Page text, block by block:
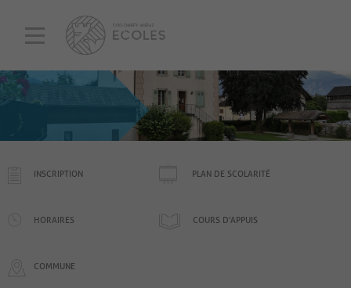
INSCRIPTION PLAN DE SCOLARITÉ
HORAIRES COURS D'APPUIS
COMMUNE